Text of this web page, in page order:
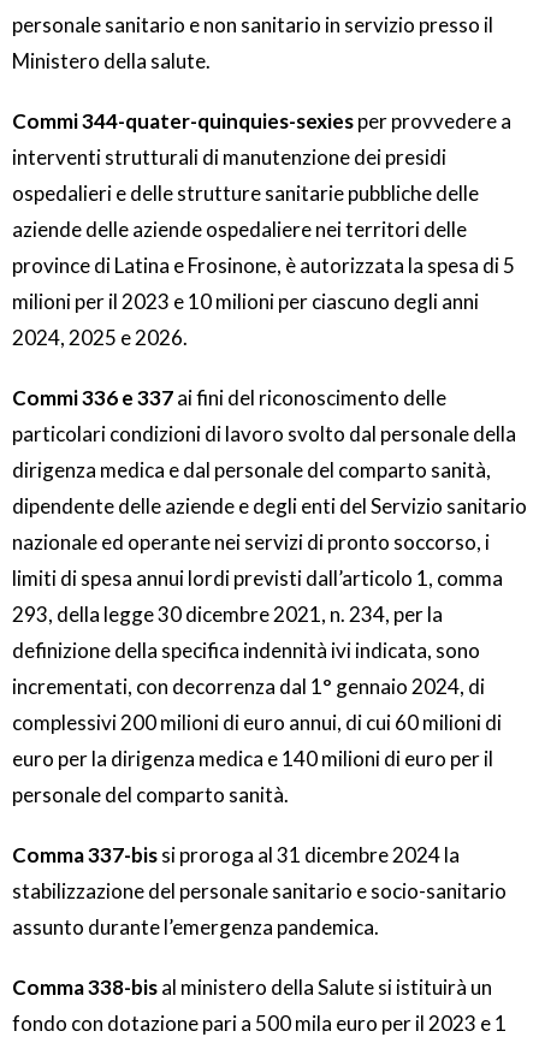
personale sanitario e non sanitario in servizio presso il
Ministero della salute.
Commi 344-quater-quinquies-sexiesper provvedere a
interventi strutturali di manutenzione dei presidi
ospedalieri e delle strutture sanitarie pubbliche delle
aziende delle aziende ospedaliere nei territori delle
province di Latina e Frosinone, è autorizzata la spesa di 5
milioni per il 2023 e 10 milioni per ciascuno degli anni
2024, 2025 e 2026.
Commi 336 e 337ai fini del riconoscimento delle
particolari condizioni di lavoro svolto dal personale della
dirigenza medica e dal personale del comparto sanità,
dipendente delle aziende e degli enti del Servizio sanitario
nazionale ed operante nei servizi di pronto soccorso, i
limiti di spesa annui lordi previsti dall’articolo 1, comma
293, della legge 30 dicembre 2021, n. 234, per la
definizione della specifica indennità ivi indicata, sono
incrementati, con decorrenza dal 1° gennaio 2024, di
complessivi 200 milioni di euro annui, di cui 60 milioni di
euro per la dirigenza medica e 140 milioni di euro per il
personale del comparto sanità.
Comma 337-bissi proroga al 31 dicembre 2024 la
stabilizzazione del personale sanitario e socio-sanitario
assunto durante l’emergenza pandemica.
Comma 338-bisal ministero della Salute si istituirà un
fondo con dotazione pari a 500 mila euro per il 2023 e 1